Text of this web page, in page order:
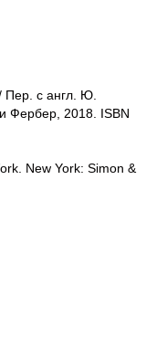
Пер. с англ. Ю.
Фербер, 2018. ISBN
New York: Simon &